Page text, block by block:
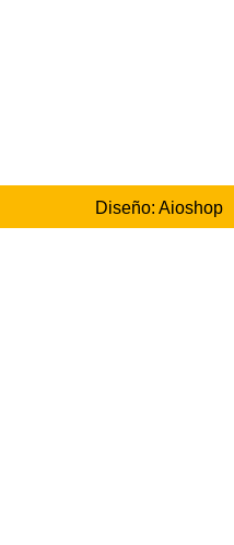
Diseño: Aioshop